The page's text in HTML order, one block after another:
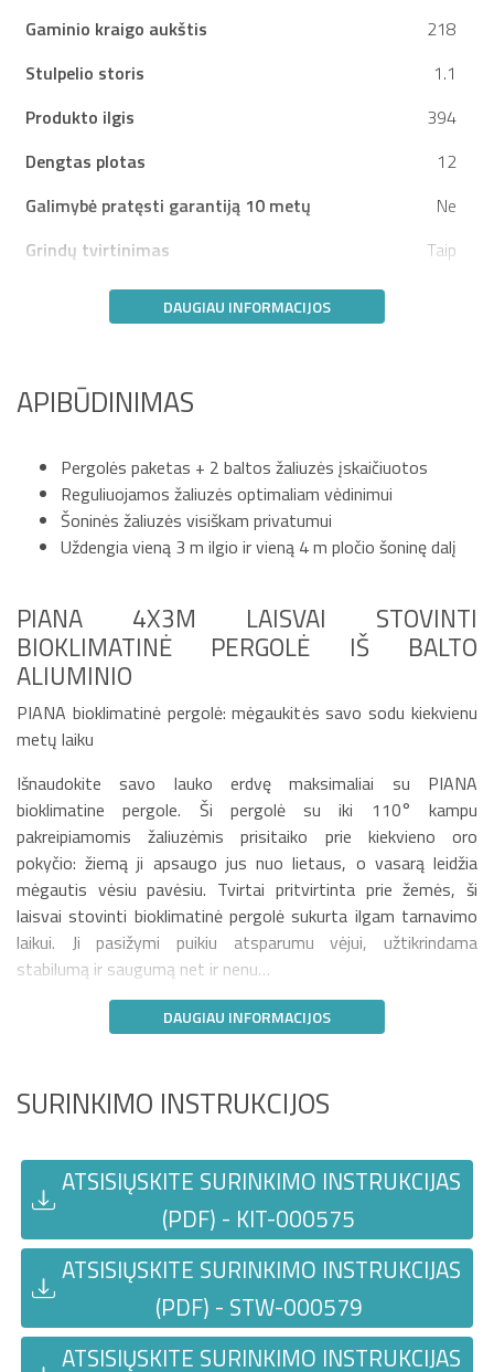
Gaminio kraigo aukštis
218
Stulpelio storis
1.1
Produkto ilgis
394
Dengtas plotas
12
Galimybė pratęsti garantiją 10 metų
Ne
Grindų tvirtinimas
Taip
DAUGIAU INFORMACIJOS
APIBŪDINIMAS
Pergolės paketas + 2 baltos žaliuzės įskaičiuotos
Reguliuojamos žaliuzės optimaliam vėdinimui
Šoninės žaliuzės visiškam privatumui
Uždengia vieną 3 m ilgio ir vieną 4 m pločio šoninę dalį
PIANA 4X3M LAISVAI STOVINTI
BIOKLIMATINĖ PERGOLĖ IŠ BALTO
ALIUMINIO
PIANA bioklimatinė pergolė: mėgaukitės savo sodu kiekvienu
metų laiku
Išnaudokite savo lauko erdvę maksimaliai su PIANA
bioklimatine pergole. Ši pergolė su iki 110° kampu
pakreipiamomis žaliuzėmis prisitaiko prie kiekvieno oro
pokyčio: žiemą ji apsaugo jus nuo lietaus, o vasarą leidžia
mėgautis vėsiu pavėsiu. Tvirtai pritvirtinta prie žemės, ši
laisvai stovinti bioklimatinė pergolė sukurta ilgam tarnavimo
laikui. Ji pasižymi puikiu atsparumu vėjui, užtikrindama
stabilumą ir saugumą net ir nenu…
DAUGIAU INFORMACIJOS
SURINKIMO INSTRUKCIJOS
ATSISIŲSKITE SURINKIMO INSTRUKCIJAS
(PDF) - KIT-000575
ATSISIŲSKITE SURINKIMO INSTRUKCIJAS
(PDF) - STW-000579
ATSISIŲSKITE SURINKIMO INSTRUKCIJAS